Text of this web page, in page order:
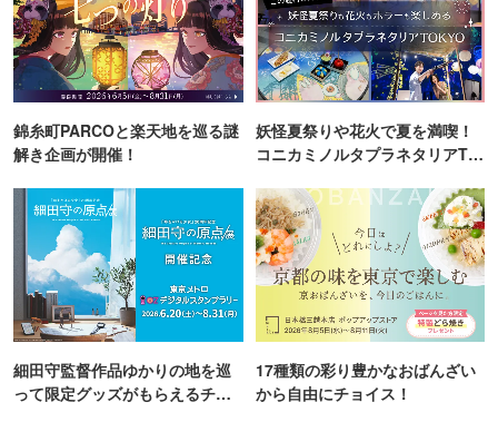
錦糸町PARCOと楽天地を巡る謎
解き企画が開催！
妖怪夏祭りや花火で夏を満喫！
コニカミノルタプラネタリアTO
細田守監督作品ゆかりの地を巡
って限定グッズがもらえるチャ
17種類の彩り豊かなおばんざい
から自由にチョイス！